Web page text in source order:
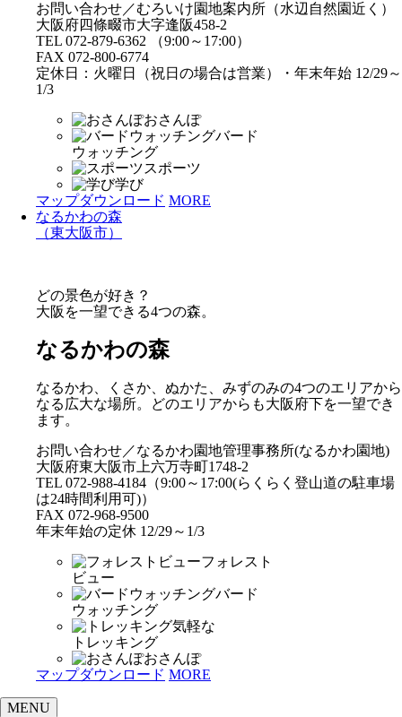
お問い合わせ／むろいけ園地案内所（水辺自然園近く）
大阪府四條畷市大字逢阪458-2
TEL 072-879-6362 （9:00～17:00）
FAX 072-800-6774
定休日：火曜日（祝日の場合は営業）・年末年始 12/29～
1/3
おさんぽ
バード
ウォッチング
スポーツ
学び
マップダウンロード MORE
なるかわの森
（東大阪市）
どの景色が好き？
大阪を一望できる4つの森。
なるかわの森
なるかわ、くさか、ぬかた、みずのみの4つのエリアから
なる広大な場所。どのエリアからも大阪府下を一望でき
ます。
お問い合わせ／なるかわ園地管理事務所(なるかわ園地)
大阪府東大阪市上六万寺町1748-2
TEL 072-988-4184（9:00～17:00(らくらく登山道の駐車場
は24時間利用可)）
FAX 072-968-9500
年末年始の定休 12/29～1/3
フォレスト
ビュー
バード
ウォッチング
気軽な
トレッキング
おさんぽ
マップダウンロード MORE
MENU